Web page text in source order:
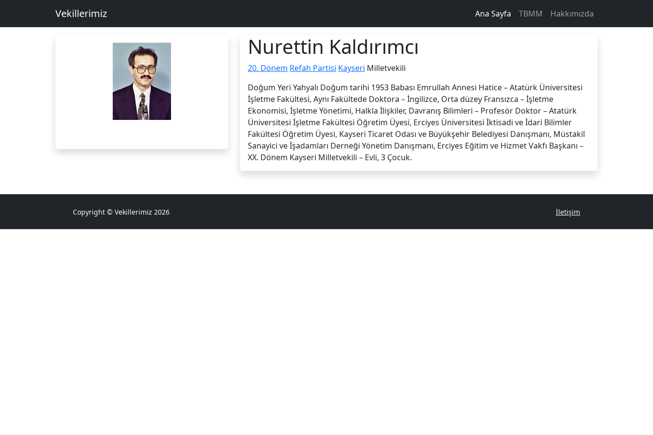
Vekillerimiz Ana Sayfa TBMM Hakkımızda
Nurettin Kaldırımcı
20. Dönem Refah Partisi Kayseri Milletvekili
Doğum Yeri Yahyalı Doğum tarihi 1953 Babası Emrullah Annesi Hatice – Atatürk Üniversitesi
İşletme Fakültesi, Aynı Fakültede Doktora – İngilizce, Orta düzey Fransızca – İşletme
Ekonomisi, İşletme Yönetimi, Halkla İlişkiler, Davranış Bilimleri – Profesör Doktor – Atatürk
Üniversitesi İşletme Fakültesi Öğretim Üyesi, Erciyes Üniversitesi İktisadi ve İdari Bilimler
Fakültesi Öğretim Üyesi, Kayseri Ticaret Odası ve Büyükşehir Belediyesi Danışmanı, Müstakil
Sanayici ve İşadamları Derneği Yönetim Danışmanı, Erciyes Eğitim ve Hizmet Vakfı Başkanı –
XX. Dönem Kayseri Milletvekili – Evli, 3 Çocuk.
Copyright © Vekillerimiz 2026 İletişim